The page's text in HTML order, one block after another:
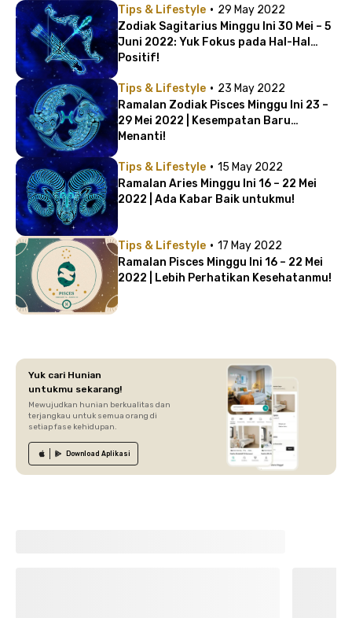
Tips & Lifestyle · 29 May 2022
Zodiak Sagitarius Minggu Ini 30 Mei – 5
Juni 2022: Yuk Fokus pada Hal-Hal
Positif!
Tips & Lifestyle · 23 May 2022
Ramalan Zodiak Pisces Minggu Ini 23 –
29 Mei 2022 | Kesempatan Baru
Menanti!
Tips & Lifestyle · 15 May 2022
Ramalan Aries Minggu Ini 16 – 22 Mei
2022 | Ada Kabar Baik untukmu!
Tips & Lifestyle · 17 May 2022
Ramalan Pisces Minggu Ini 16 – 22 Mei
2022 | Lebih Perhatikan Kesehatanmu!
Yuk cari Hunian
untukmu sekarang!
Mewujudkan hunian berkualitas dan
terjangkau untuk semua orang di
setiap fase kehidupan.
Download Aplikasi